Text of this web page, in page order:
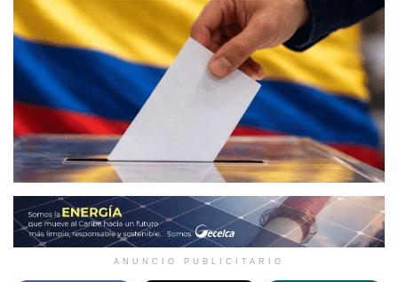
ANUNCIO PUBLICITARIO